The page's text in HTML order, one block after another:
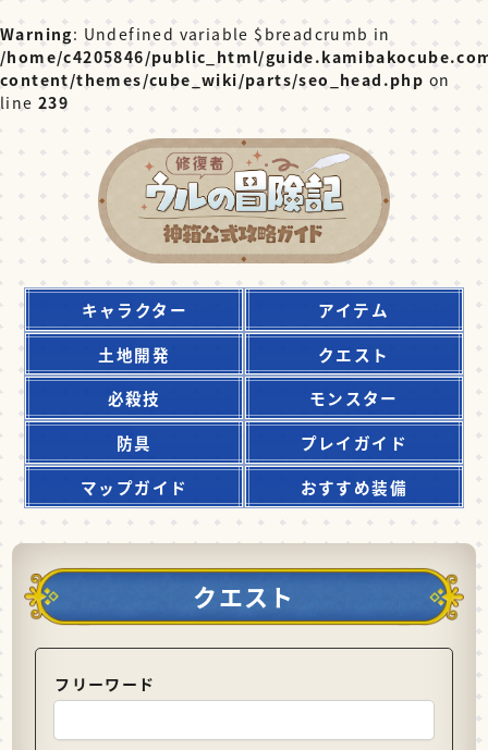
Warning: Undefined variable $breadcrumb in
/home/c4205846/public_html/
content/themes/cube_wiki/parts/seo_head.php on
line 239
キャラクター
アイテム
土地開発
クエスト
必殺技
モンスター
防具
プレイガイド
マップガイド
おすすめ装備
クエスト
フリーワード